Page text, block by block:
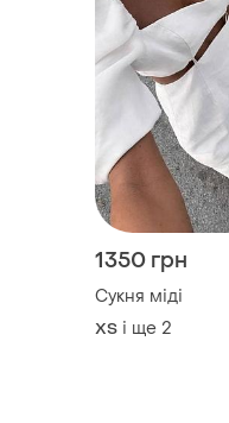
1350 грн
Сукня міді
ХS і ще 2